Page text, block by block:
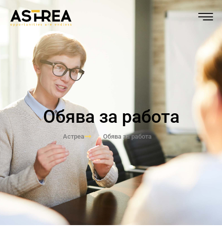
Обява за работа
Астреа Обява за работа